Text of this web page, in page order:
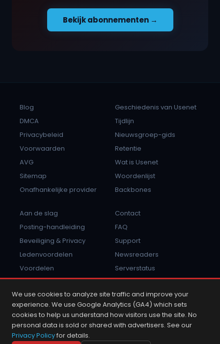
Bekijk abonnementen →
Blog
DMCA
Privacybeleid
Voorwaarden
AVG
Sitemap
Onafhankelijke provider
Geschiedenis van Usenet
Tijdlijn
Nieuwsgroep-gids
Retentie
Wat is Usenet
Woordenlijst
Backbones
Aan de slag
Posting-handleiding
Beveiliging & Privacy
Ledenvoordelen
Voordelen
Misbruik melden
Contact
FAQ
Support
Newsreaders
Serverstatus
Inloggen
2001 - 2026 © Copyright NewsDemon.com.
NewsDemon® is een handelsmerk van K&L
We use cookies to analyze site traffic and improve your
experience. We use Google Analytics (GA4) which sets
cookies to help us understand how visitors use the site. No
personal data is sold or shared with advertisers. See our
Privacy Policyfor details.